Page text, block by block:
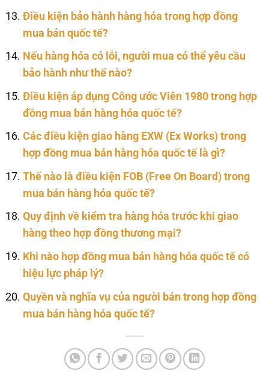
Điều kiện bảo hành hàng hóa trong hợp đồng
mua bán quốc tế?
Nếu hàng hóa có lỗi, người mua có thể yêu cầu
bảo hành như thế nào?
Điều kiện áp dụng Công ước Viên 1980 trong hợp
đồng mua bán hàng hóa quốc tế?
Các điều kiện giao hàng EXW (Ex Works) trong
hợp đồng mua bán hàng hóa quốc tế là gì?
Thế nào là điều kiện FOB (Free On Board) trong
mua bán hàng hóa quốc tế?
Quy định về kiểm tra hàng hóa trước khi giao
hàng theo hợp đồng thương mại?
Khi nào hợp đồng mua bán hàng hóa quốc tế có
hiệu lực pháp lý?
Quyền và nghĩa vụ của người bán trong hợp đồng
mua bán hàng hóa quốc tế?